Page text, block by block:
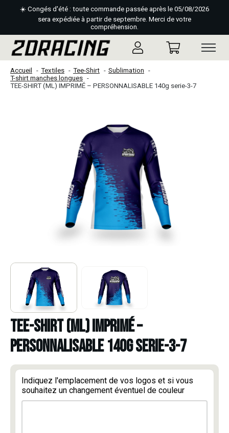
☀️ Congés d'été : toute commande passée après le 05/08/2026
sera expédiée à partir de septembre. Merci de votre
compréhension.
Accueil Textiles Tee-Shirt
Sublimation
T-shirt manches longues
TEE-SHIRT (ML) IMPRIMÉ – PERSONNALISABLE 140g serie-3-7
TEE-SHIRT (ML) IMPRIMÉ –
PERSONNALISABLE 140g serie-3-7
Indiquez l'emplacement de vos logos et si vous
souhaitez un changement éventuel de couleur